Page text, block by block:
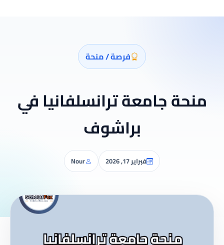
فرصة / منحة
منحة جامعة ترانسلفانيا في
براشوف
فبراير 17, 2026 Nour